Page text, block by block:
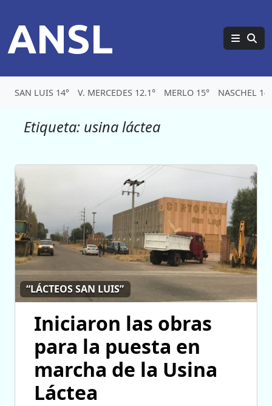
ANSL
SAN LUIS 14° V. MERCEDES 12.1° MERLO 15° NASCHEL
Etiqueta: usina láctea
“LÁCTEOS SAN LUIS”
Iniciaron las obras
para la puesta en
marcha de la Usina
Láctea